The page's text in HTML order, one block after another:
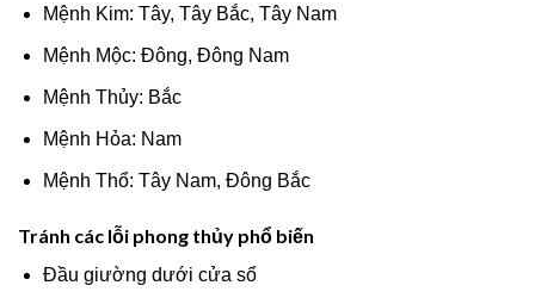
Mệnh Kim: Tây, Tây Bắc, Tây Nam
Mệnh Mộc: Đông, Đông Nam
Mệnh Thủy: Bắc
Mệnh Hỏa: Nam
Mệnh Thổ: Tây Nam, Đông Bắc
Tránh các lỗi phong thủy phổ biến
Đầu giường dưới cửa sổ